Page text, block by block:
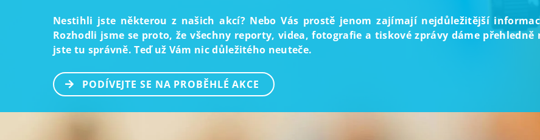
Nestihli jste některou z našich akcí? Nebo Vás prostě jenom zajímají nejdůležitější
Rozhodli jsme se proto, že všechny reporty, videa, fotografie a tiskové zprávy dáme
jste tu správně. Teď už Vám nic důležitého neuteče.
PODÍVEJTE SE NA PROBĚHLÉ AKCE